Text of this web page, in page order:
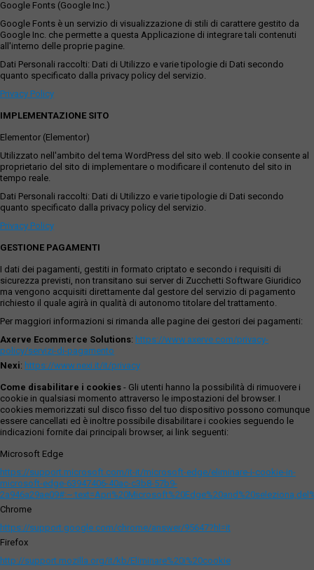
Google Fonts (Google Inc.)
Google Fonts è un servizio di visualizzazione di stili di carattere gestito da
Google Inc. che permette a questa Applicazione di integrare tali contenuti
all'interno delle proprie pagine.
Dati Personali raccolti: Dati di Utilizzo e varie tipologie di Dati secondo
quanto specificato dalla privacy policy del servizio.
Privacy Policy
IMPLEMENTAZIONE SITO
Elementor (Elementor)
Utilizzato nell'ambito del tema WordPress del sito web. Il cookie consente al
proprietario del sito di implementare o modificare il contenuto del sito in
tempo reale.
Dati Personali raccolti: Dati di Utilizzo e varie tipologie di Dati secondo
quanto specificato dalla privacy policy del servizio.
Privacy Policy
GESTIONE PAGAMENTI
I dati dei pagamenti, gestiti in formato criptato e secondo i requisiti di
sicurezza previsti, non transitano sui server di Zucchetti Software Giuridico
ma vengono acquisiti direttamente dal gestore del servizio di pagamento
richiesto il quale agirà in qualità di autonomo titolare del trattamento.
Per maggiori informazioni si rimanda alle pagine dei gestori dei pagamenti:
Axerve Ecommerce Solutions: https://www.axerve.com/privacy-
policy/servizi-di-pagamento
Nexi: https://www.nexi.it/it/privacy
Come disabilitare i cookies - Gli utenti hanno la possibilità di rimuovere i
cookie in qualsiasi momento attraverso le impostazioni del browser. I
cookies memorizzati sul disco fisso del tuo dispositivo possono comunque
essere cancellati ed è inoltre possibile disabilitare i cookies seguendo le
indicazioni fornite dai principali browser, ai link seguenti:
Microsoft Edge
https://support.microsoft.com/it-it/microsoft-edge/eliminare-i-cookie-in-
microsoft-edge-63947406-40ac-c3b8-57b9-
Chrome
https://support.google.com/chrome/answer/95647?hl=it
Firefox
http://support.mozilla.org/it/kb/Eliminare%20i%20cookie